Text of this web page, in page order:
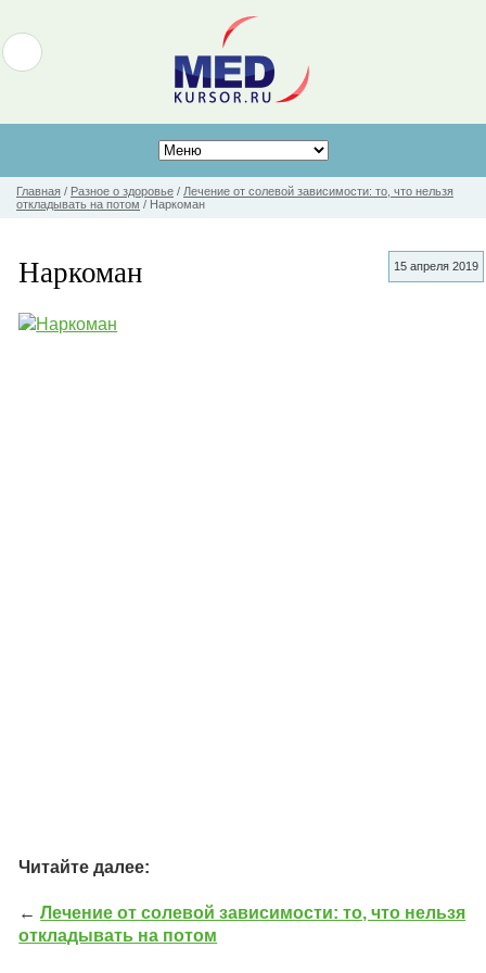
Главная / Разное о здоровье / Лечение от солевой зависимости: то, что нельзя
откладывать на потом / Наркоман
15 апреля 2019
Наркоман
Читайте далее:
←Лечение от солевой зависимости: то, что нельзя
откладывать на потом